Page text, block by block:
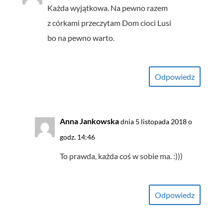
Każda wyjątkowa. Na pewno razem
z córkami przeczytam Dom cioci Lusi
bo na pewno warto.
Odpowiedz
Anna Jankowskadnia 5 listopada 2018 o
godz. 14:46
To prawda, każda coś w sobie ma. :)))
Odpowiedz